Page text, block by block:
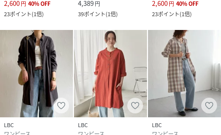
2,600円 40%OFF
23ポイント(1倍)
4,389円
39ポイント(1倍)
2,600円 40%OFF
23ポイント(1倍)
LBC
LBC
LBC